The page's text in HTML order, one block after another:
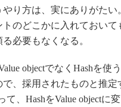
り方は、実にありがた
のどこかに入れておいて
必要もなくなる。
objectでなくHashを使
、採用されたものと推
、HashをValue objectに